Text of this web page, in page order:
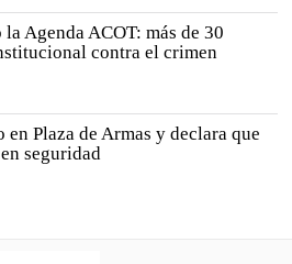
Agenda ACOT: más de 30
contra el crimen
Plaza de Armas y declara que
seguridad